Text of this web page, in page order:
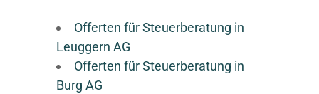
Offerten für Steuerberatung in
Leuggern AG
Offerten für Steuerberatung in
Burg AG